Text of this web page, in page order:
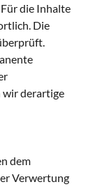
die Inhalte
Die
wir derartige
dem
Verwertung